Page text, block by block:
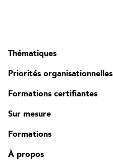
Thématiques
Priorités organisationnelles
Formations certifiantes
Sur mesure
Formations
À propos